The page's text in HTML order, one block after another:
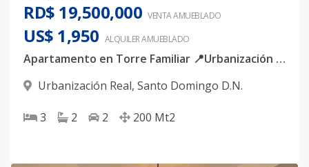
RD$ 19,500,000 VENTA AMUEBLADO
US$ 1,950 ALQUILERAMUEBLADO
Apartamento en Torre Familiar 📍Urbanización Real
Urbanización Real, Santo Domingo D.N.
3 2 2 200 Mt2